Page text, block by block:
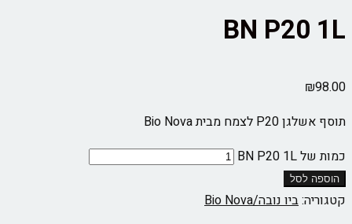
BN P20 1L
₪98.00
תוסף אשלגן P20 לצמח מבית Bio Nova
כמות של BN P20 1L
הוספה לסל
קטגוריה:ביו נובה/Bio Nova‏